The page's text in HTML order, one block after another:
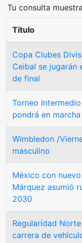
Tu consulta
Título
Copa Clubes
Ceibal se
de final
Torneo
pondrá en
Wimbledon /
masculino
México con
Márquez asumió
2030
Regularidad
carrera de